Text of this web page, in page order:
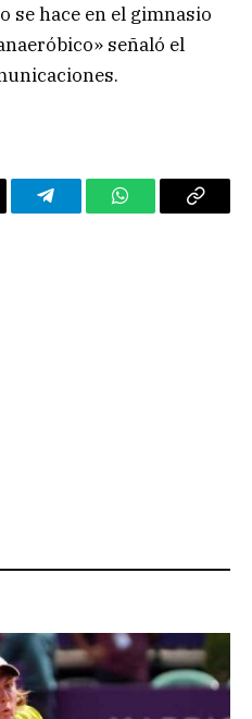
se hace en el gimnasio
señaló el
TelegramWhatsAppCopy